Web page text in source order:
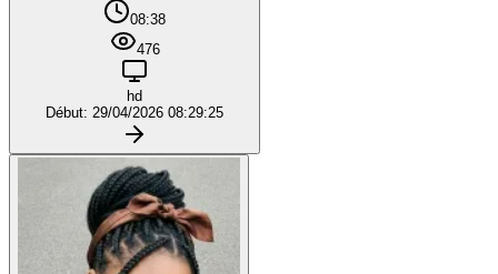
08:38
476
hd
Début: 29/04/2026 08:29:25